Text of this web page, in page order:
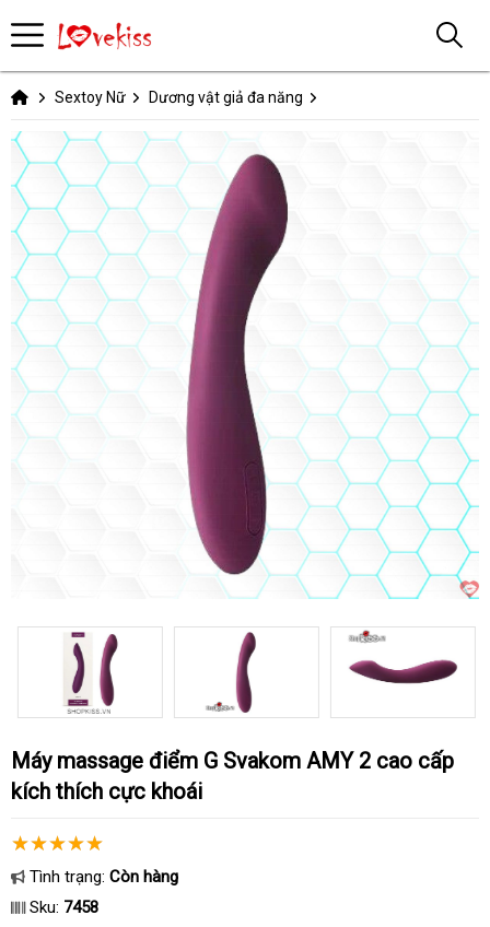
Sextoy Nữ Dương vật giả đa năng
Máy massage điểm G Svakom AMY 2 cao cấp
kích thích cực khoái
Tình trạng: Còn hàng
Sku: 7458